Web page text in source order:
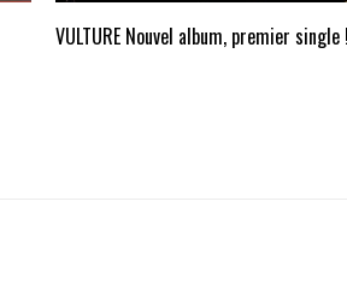
VULTURE Nouvel album, premier single